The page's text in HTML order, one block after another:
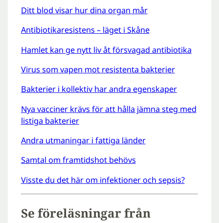
Ditt blod visar hur dina organ mår
Antibiotikaresistens – läget i Skåne
Hamlet kan ge nytt liv åt försvagad antibiotika
Virus som vapen mot resistenta bakterier
Bakterier i kollektiv har andra egenskaper
Nya vacciner krävs för att hålla jämna steg med
listiga bakterier
Andra utmaningar i fattiga länder
Samtal om framtidshot behövs
Visste du det här om infektioner och sepsis?
Se föreläsningar från